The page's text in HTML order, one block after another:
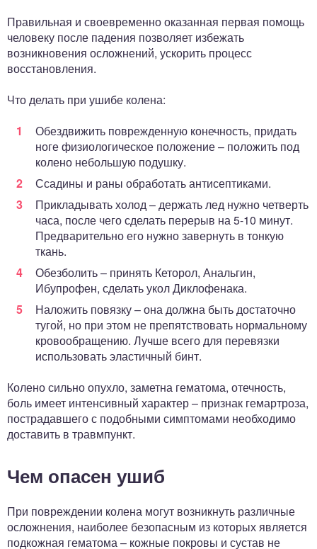
Правильная и своевременно оказанная первая помощь
человеку после падения позволяет избежать
возникновения осложнений, ускорить процесс
восстановления.
Что делать при ушибе колена:
Обездвижить поврежденную конечность, придать
ноге физиологическое положение – положить под
колено небольшую подушку.
Ссадины и раны обработать антисептиками.
Прикладывать холод – держать лед нужно четверть
часа, после чего сделать перерыв на 5-10 минут.
Предварительно его нужно завернуть в тонкую
ткань.
Обезболить – принять Кеторол, Анальгин,
Ибупрофен, сделать укол Диклофенака.
Наложить повязку – она должна быть достаточно
тугой, но при этом не препятствовать нормальному
кровообращению. Лучше всего для перевязки
использовать эластичный бинт.
Колено сильно опухло, заметна гематома, отечность,
боль имеет интенсивный характер – признак гемартроза,
пострадавшего с подобными симптомами необходимо
доставить в травмпункт.
Чем опасен ушиб
При повреждении колена могут возникнуть различные
осложнения, наиболее безопасным из которых является
подкожная гематома – кожные покровы и сустав не